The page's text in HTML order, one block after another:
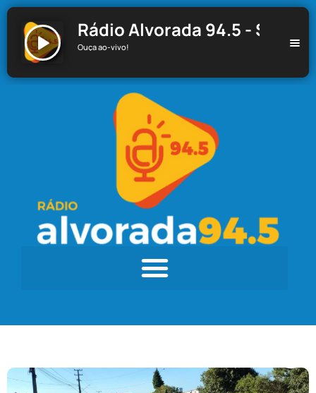
Rádio Alvorada 94.5 - Santa
Ouça ao-vivo!